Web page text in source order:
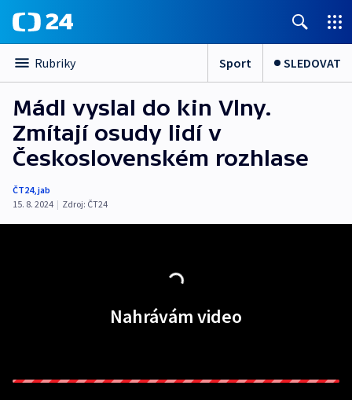
Rubriky Sport SLEDOVAT
Mádl vyslal do kin Vlny.
Zmítají osudy lidí v
Československém rozhlase
ČT24,jab
15. 8. 2024 | Zdroj: ČT24
Nahrávám video